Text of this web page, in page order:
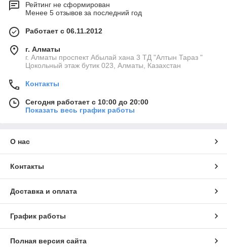
Рейтинг не сформирован
Менее 5 отзывов за последний год
Работает с 06.11.2012
г. Алматы
г. Алматы проспект Абылай хана 3 ТД "Алтын Тараз "
Цокольный этаж бутик 023, Алматы, Казахстан
Контакты
Сегодня работает с 10:00 до 20:00
Показать весь график работы
О нас
Контакты
Доставка и оплата
График работы
Полная версия сайта